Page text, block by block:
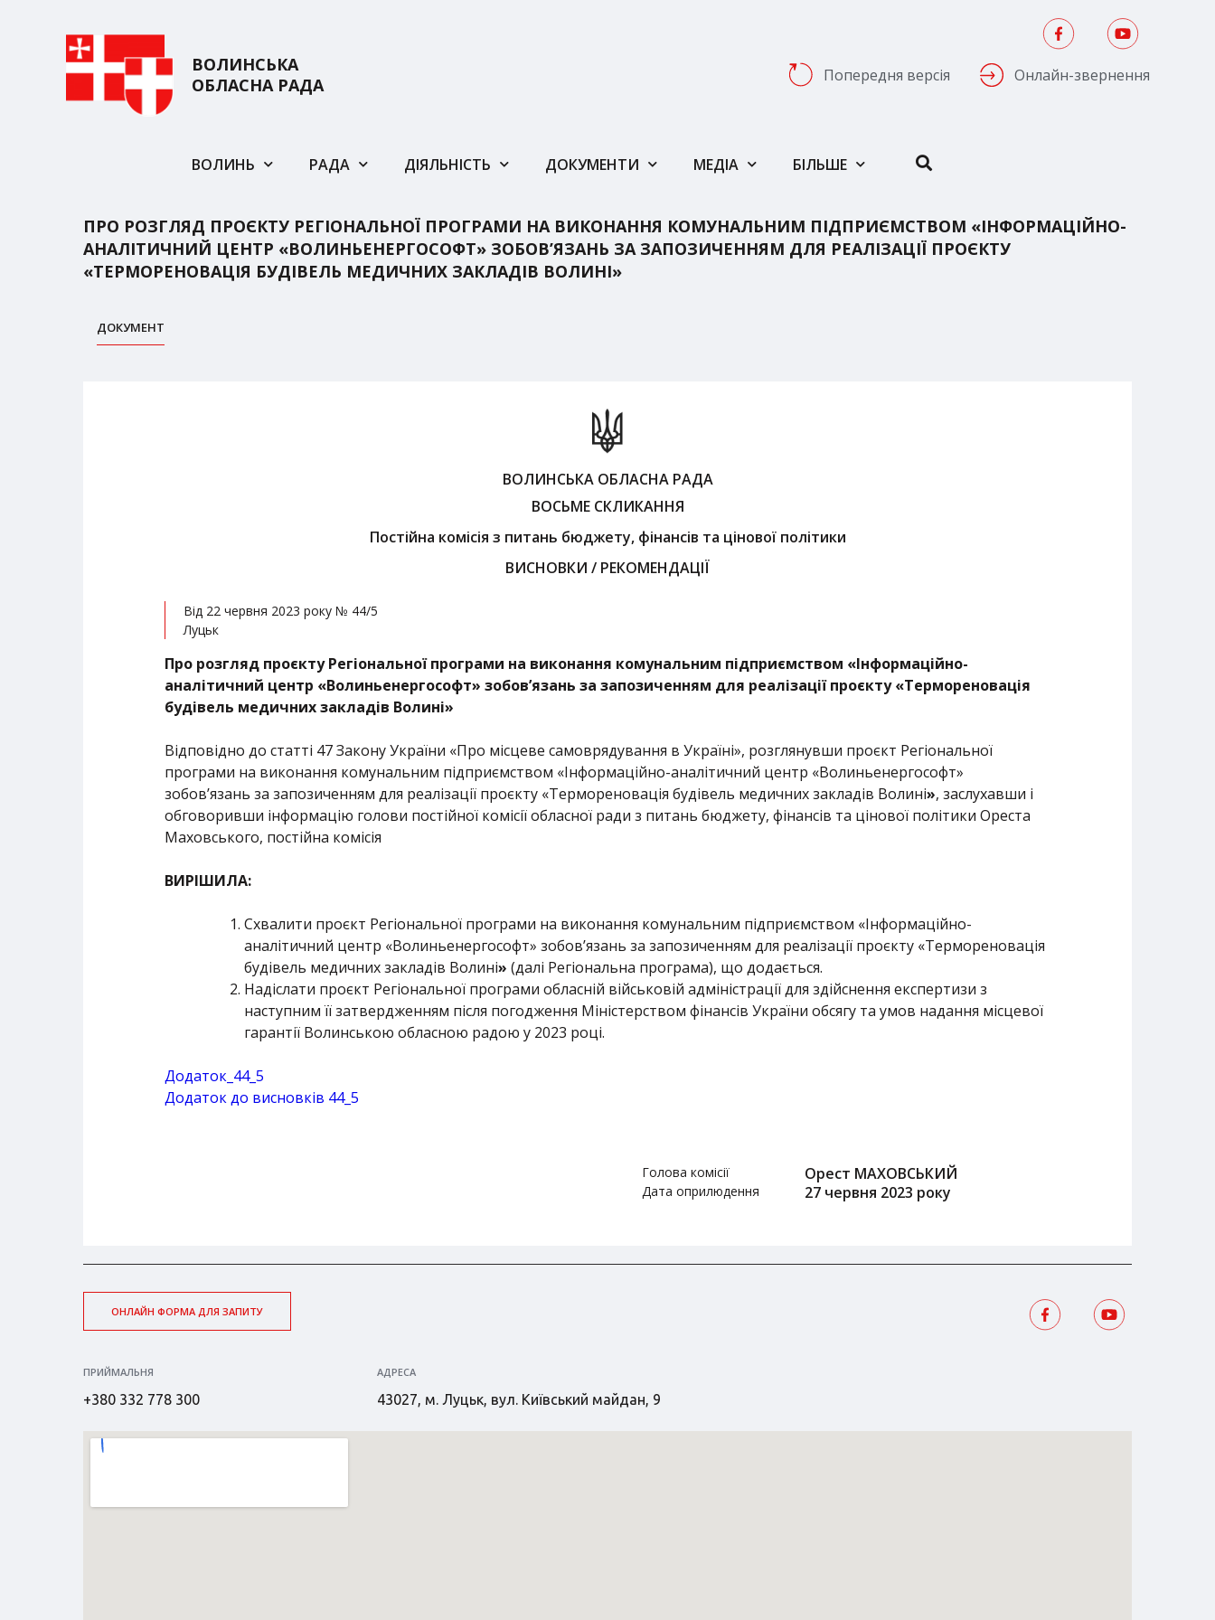
ВОЛИНСЬКА
ОБЛАСНА РАДА
Попередня версія Онлайн-звернення
ВОЛИНЬ РАДА ДІЯЛЬНІСТЬ ДОКУМЕНТИ МЕДІА БІЛЬШЕ
ПРО РОЗГЛЯД ПРОЄКТУ РЕГІОНАЛЬНОЇ ПРОГРАМИ НА ВИКОНАННЯ КОМУНАЛЬНИМ ПІДПРИЄМСТВОМ «ІНФОРМАЦІЙНО-
АНАЛІТИЧНИЙ ЦЕНТР «ВОЛИНЬЕНЕРГОСОФТ» ЗОБОВ’ЯЗАНЬ ЗА ЗАПОЗИЧЕННЯМ ДЛЯ РЕАЛІЗАЦІЇ ПРОЄКТУ
«ТЕРМОРЕНОВАЦІЯ БУДІВЕЛЬ МЕДИЧНИХ ЗАКЛАДІВ ВОЛИНІ»
ДОКУМЕНТ
ВОЛИНСЬКА ОБЛАСНА РАДА
ВОСЬМЕ СКЛИКАННЯ
Постійна комісія з питань бюджету, фінансів та цінової політики
ВИСНОВКИ / РЕКОМЕНДАЦІЇ
Від 22 червня 2023 року № 44/5
Луцьк
Про розгляд проєкту Регіональної програми на виконання комунальним підприємством «Інформаційно-
аналітичний центр «Волиньенергософт» зобов’язань за запозиченням для реалізації проєкту «Термореновація
будівель медичних закладів Волині»
Відповідно до статті 47 Закону України «Про місцеве самоврядування в Україні», розглянувши проєкт Регіональної
програми на виконання комунальним підприємством «Інформаційно-аналітичний центр «Волиньенергософт»
зобов’язань за запозиченням для реалізації проєкту «Термореновація будівель медичних закладів Волині», заслухавши і
обговоривши інформацію голови постійної комісії обласної ради з питань бюджету, фінансів та цінової політики Ореста
Маховського, постійна комісія
ВИРІШИЛА:
Схвалити проєкт Регіональної програми на виконання комунальним підприємством «Інформаційно-
аналітичний центр «Волиньенергософт» зобов’язань за запозиченням для реалізації проєкту «Термореновація
будівель медичних закладів Волині» (далі Регіональна програма), що додається.
Надіслати проєкт Регіональної програми обласній військовій адміністрації для здійснення експертизи з
наступним її затвердженням після погодження Міністерством фінансів України обсягу та умов надання місцевої
гарантії Волинською обласною радою у 2023 році.
Додаток_44_5
Додаток до висновків 44_5
Голова комісії Орест МАХОВСЬКИЙ
Дата оприлюдення 27 червня 2023 року
ОНЛАЙН ФОРМА ДЛЯ ЗАПИТУ
ПРИЙМАЛЬНЯ
+380 332 778 300
АДРЕСА
43027, м. Луцьк, вул. Київський майдан, 9